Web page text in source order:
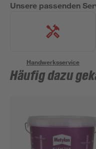
Unsere passenden
Handwerksservice
Häufig dazu